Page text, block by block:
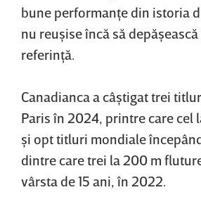
bune performanţe din istoria
nu reuşise încă să
referinţă.
Canadianca a câştigat trei
Paris în 2024, printre care cel
şi opt titluri mondiale
dintre care trei la 200 m
vârsta de 15 ani, în 2022.